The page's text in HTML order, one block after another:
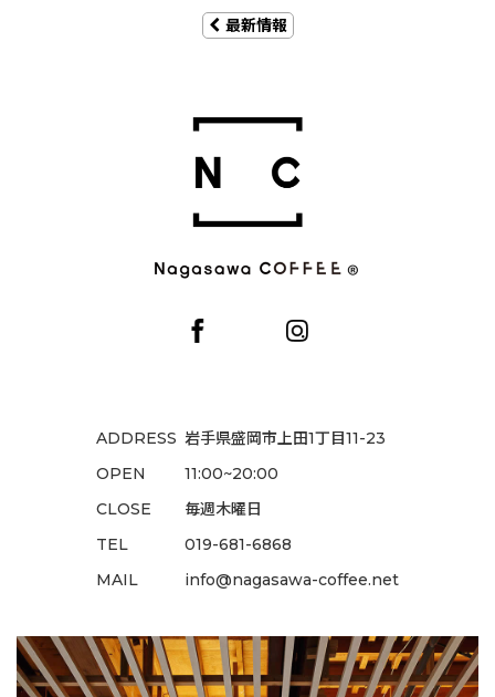
最新情報
ADDRESS 岩手県盛岡市上田1丁目11-23
OPEN
11:00~20:00
CLOSE
毎週木曜日
TEL
019-681-6868
MAIL
info@nagasawa-coffee.net